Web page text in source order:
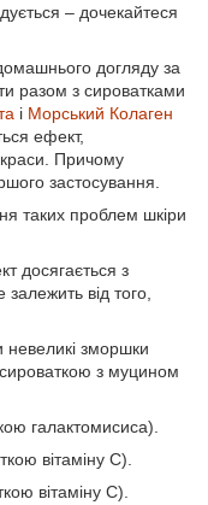
– дочекайтеся
догляду за
разом з сироватками
і Морський Колаген
ефект,
Причому
застосування.
таких проблем шкіри
досягається з
від того,
невеликі зморшки
сироваткою з муцином
галактомисиса).
вітаміну С).
вітаміну С).